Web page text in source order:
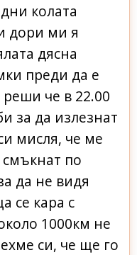
колата
дори ми я
дясна
преди да е
реши че в 22.00
за да излезнат
мисля, че ме
смъкнат по
да не видя
се кара с
1000км не
си, че ще го